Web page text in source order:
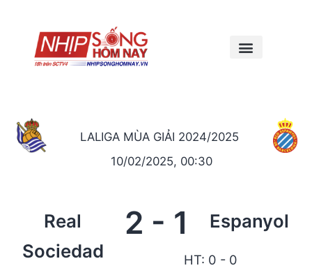
LALIGA MÙA GIẢI 2024/2025
10/02/2025, 00:30
Real
Sociedad
2 - 1 Espanyol
HT: 0 - 0